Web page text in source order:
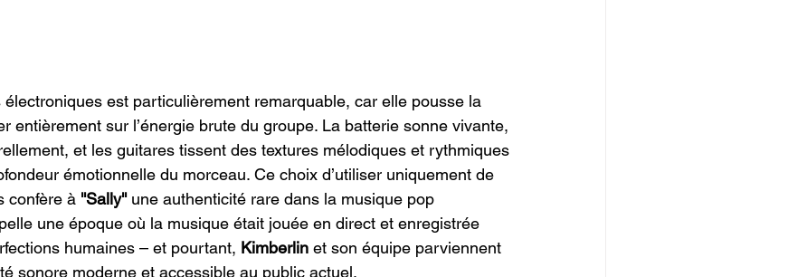
électroniques est particulièrement remarquable, car elle pousse la
entièrement sur l’énergie brute du groupe. La batterie sonne vivante,
et les guitares tissent des textures mélodiques et rythmiques
émotionnelle du morceau. Ce choix d’utiliser uniquement de
confère à ''Sally'' une authenticité rare dans la musique pop
une époque où la musique était jouée en direct et enregistrée
humaines – et pourtant, Kimberlin et son équipe parviennent
sonore moderne et accessible au public actuel.